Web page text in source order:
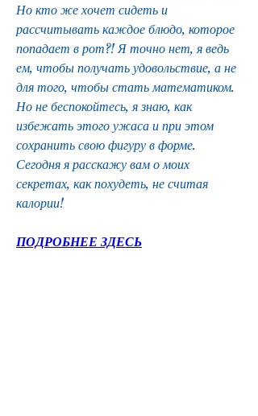
Но кто же хочет сидеть и
рассчитывать каждое блюдо, которое
попадает в рот?! Я точно нет, я ведь
ем, чтобы получать удовольствие, а не
для того, чтобы стать математиком.
Но не беспокойтесь, я знаю, как
избежать этого ужаса и при этом
сохранить свою фигуру в форме.
Сегодня я расскажу вам о моих
секретах, как похудеть, не считая
калории!
ПОДРОБНЕЕ ЗДЕСЬ